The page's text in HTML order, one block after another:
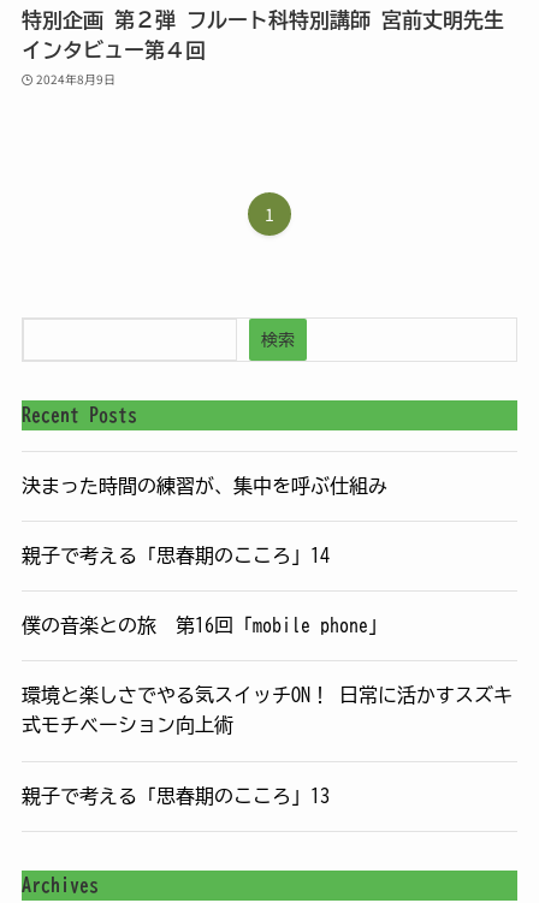
特別企画 第２弾 フルート科特別講師 宮前丈明先生
インタビュー第４回
2024年8月9日
1
検索
Recent Posts
決まった時間の練習が、集中を呼ぶ仕組み
親子で考える「思春期のこころ」14
僕の音楽との旅 第16回「mobile phone」
環境と楽しさでやる気スイッチON！ 日常に活かすスズキ
式モチベーション向上術
親子で考える「思春期のこころ」13
Archives